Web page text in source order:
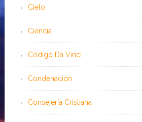
Cielo
Ciencia
Código Da Vinci
Condenación
Consejería Cristiana